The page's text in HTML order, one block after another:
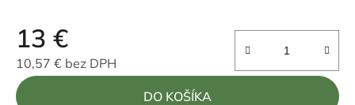
13 €
10,57 € bez DPH
Jednotková cena:
DO KOŠÍKA